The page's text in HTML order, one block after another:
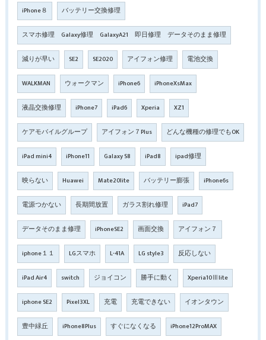
iPhone８ バッテリー交換修理
スマホ修理 Galaxy修理 GalaxyA21 即日修理 データそのまま修理
減りが早い SE2 SE2020 アイフォン修理 電池交換
WALKMAN ウォークマン iPhone6 iPhoneXsMax
液晶交換修理 iPhone7 iPad6 Xperia XZ1
ケアモバイルグループ アイフォン７Plus どんな機種の修理でもOK
iPad mini4 iPhone11 Galaxy S8 iPad8 ipad修理
映らない Huawei Mate20lite バッテリー膨張 iPhone6s
電源つかない 長期間放置 ガラス割れ修理 iPad7
データそのまま修理 iPhoneSE2 画面交換 アイフォン７
iphone１１ LGスマホ L-41A LG style3 反応しない
iPad Air4 switch ジョイコン 勝手に動く Xperia10Ⅲlite
iphone SE2 Pixel3XL 充電 充電できない イオンタウン
豊中緑丘 iPhone8Plus すぐになくなる iPhone12ProMAX